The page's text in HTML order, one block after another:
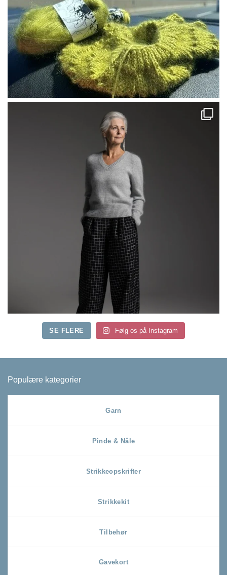
SE FLERE Følg os på Instagram
Populære kategorier
Garn
Pinde & Nåle
Strikkeopskrifter
Strikkekit
Tilbehør
Gavekort